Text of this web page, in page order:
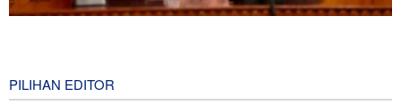
PILIHAN EDITOR